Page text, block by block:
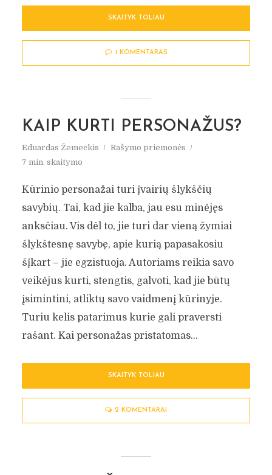
SKAITYK TOLIAU
1 KOMENTARAS
KAIP KURTI PERSONAŽUS?
Eduardas Žemeckis
Rašymo priemonės
7 min. skaitymo
Kūrinio personažai turi įvairių šlykščių
savybių. Tai, kad jie kalba, jau esu minėjęs
anksčiau. Vis dėl to, jie turi dar vieną žymiai
šlykštesnę savybę, apie kurią papasakosiu
šįkart – jie egzistuoja. Autoriams reikia savo
veikėjus kurti, stengtis, galvoti, kad jie būtų
įsimintini, atliktų savo vaidmenį kūrinyje.
Turiu kelis patarimus kurie gali praversti
rašant. Kai personažas pristatomas...
SKAITYK TOLIAU
2 KOMENTARAI